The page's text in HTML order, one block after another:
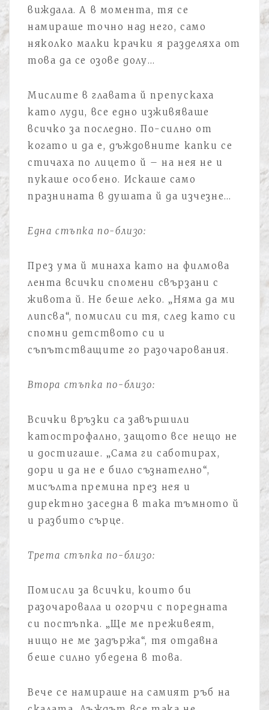
виждала. А в момента, тя се
намираше точно над него, само
няколко малки крачки я разделяха от
това да се озове долу…
Мислите в главата й препускаха
като луди, все едно изживяваше
всичко за последно. По-силно от
когато и да е, дъждовните капки се
стичаха по лицето й – на нея не и
пукаше особено. Искаше само
празнината в душата й да изчезне…
Една стъпка по-близо:
През ума й минаха като на филмова
лента всички спомени свързани с
живота й. Не беше леко. „Няма да ми
липсва“, помисли си тя, след като си
спомни детството си и
съпътстващите го разочарования.
Втора стъпка по-близо:
Всички връзки са завършили
катострофално, защото все нещо не
и достигаше. „Сама ги саботирах,
дори и да не е било съзнателно“,
мисълта премина през нея и
директно заседна в така тъмното й
и разбито сърце.
Трета стъпка по-близо:
Помисли за всички, които би
разочаровала и огорчи с поредната
си постъпка. „Ще ме преживеят,
нищо не ме задържа“, тя отдавна
беше силно убедена в това.
Вече се намираше на самият ръб на